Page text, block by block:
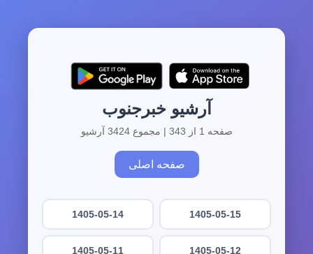
آرشیو خبرجنوب
صفحه 1 از 343 | مجموع 3424 آرشیو
صفحه اصلی
1405-05-15
1405-05-14
1405-05-12
1405-05-11